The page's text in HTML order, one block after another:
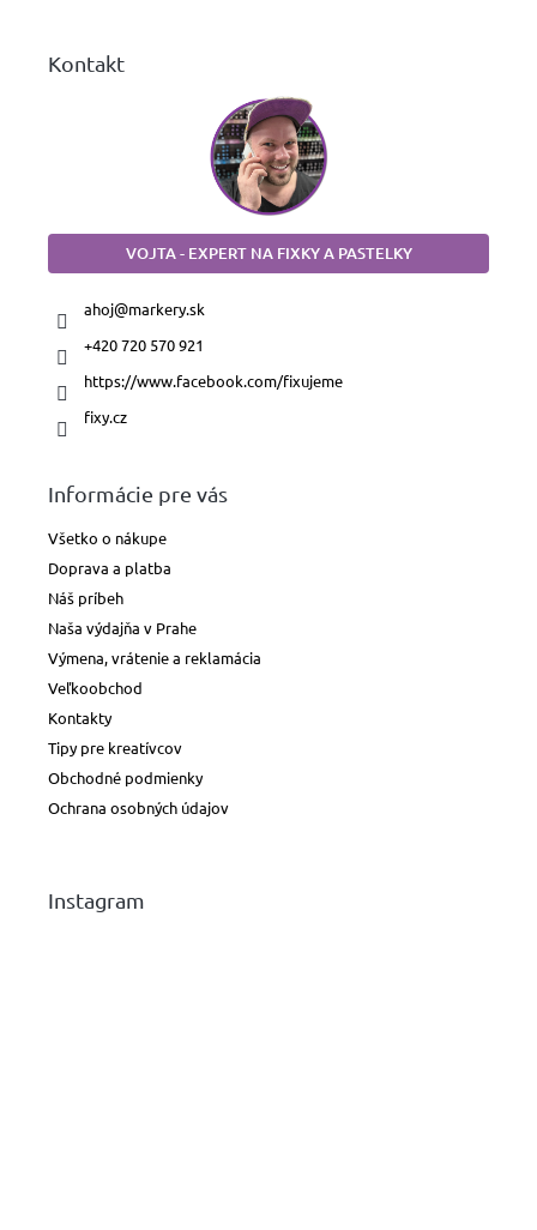
Kontakt
VOJTA - EXPERT NA FIXKY A PASTELKY
ahoj@markery.sk
+420 720 570 921
https://www.facebook.com/fixujeme
fixy.cz
Informácie pre vás
Všetko o nákupe
Doprava a platba
Náš príbeh
Naša výdajňa v Prahe
Výmena, vrátenie a reklamácia
Veľkoobchod
Kontakty
Tipy pre kreatívcov
Obchodné podmienky
Ochrana osobných údajov
Instagram